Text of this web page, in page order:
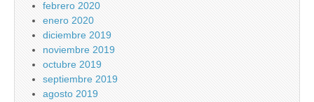
febrero 2020
enero 2020
diciembre 2019
noviembre 2019
octubre 2019
septiembre 2019
agosto 2019